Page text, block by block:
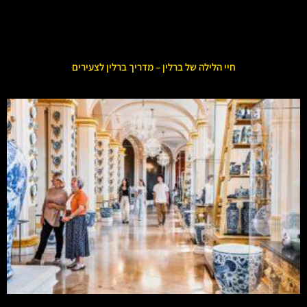
חיי הלילה של ברלין – מדריך ברלין לצעירים